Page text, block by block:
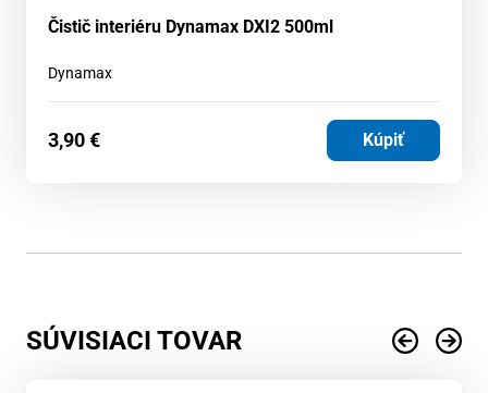
Čistič interiéru Dynamax DXI2 500ml
Dynamax
3,90€ Kúpiť
SÚVISIACI TOVAR